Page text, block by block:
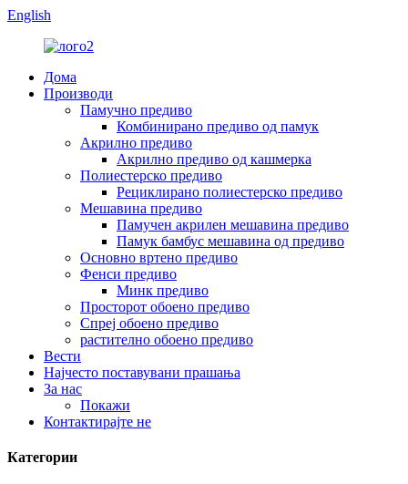
English
Дома
Производи
Памучно предиво
Комбинирано предиво од памук
Акрилно предиво
Акрилно предиво од кашмерка
Полиестерско предиво
Рециклирано полиестерско предиво
Мешавина предиво
Памучен акрилен мешавина предиво
Памук бамбус мешавина од предиво
Основно вртено предиво
Фенси предиво
Минк предиво
Просторот обоено предиво
Спреј обоено предиво
растително обоено предиво
Вести
Најчесто поставувани прашања
За нас
Покажи
Контактирајте не
Категории